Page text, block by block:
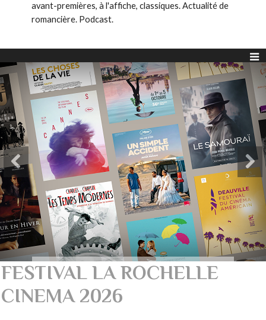
avant-premières, à l'affiche, classiques. Actualité de
romancière. Podcast.
FESTIVAL LA ROCHELLE
CINEMA 2026